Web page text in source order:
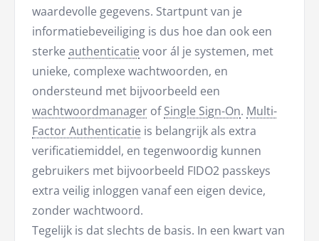
waardevolle gegevens. Startpunt van je
informatiebeveiliging is dus hoe dan ook een
sterke authenticatie voor ál je systemen, met
unieke, complexe wachtwoorden, en
ondersteund met bijvoorbeeld een
wachtwoordmanager ofSingle Sign-On. Multi-
Factor Authenticatie is belangrijk als extra
verificatiemiddel, en tegenwoordig kunnen
gebruikers met bijvoorbeeld FIDO2 passkeys
extra veilig inloggen vanaf een eigen device,
zonder wachtwoord.
Tegelijk is dat slechts de basis. In een kwart van